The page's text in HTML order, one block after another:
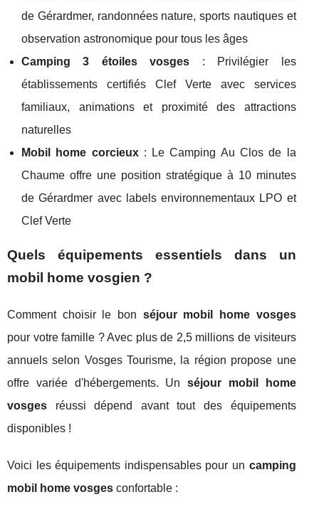
de Gérardmer, randonnées nature, sports nautiques et
observation astronomique pour tous les âges
Camping 3 étoiles vosges : Privilégier les
établissements certifiés Clef Verte avec services
familiaux, animations et proximité des attractions
naturelles
Mobil home corcieux: Le Camping Au Clos de la
Chaume offre une position stratégique à 10 minutes
de Gérardmer avec labels environnementaux LPO et
Clef Verte
Quels équipements essentiels dans un
mobil home vosgien ?
Comment choisir le bon séjour mobil home vosges
pour votre famille ? Avec plus de 2,5 millions de visiteurs
annuels selon Vosges Tourisme, la région propose une
offre variée d'hébergements. Unséjour mobil home
vosges réussi dépend avant tout des équipements
disponibles !
Voici les équipements indispensables pour un camping
mobil home vosges confortable :